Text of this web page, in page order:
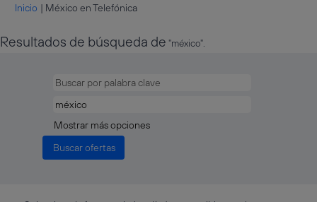
Inicio | México en Telefónica(página
Resultados de búsqueda de "méxico".
Mostrar más opciones